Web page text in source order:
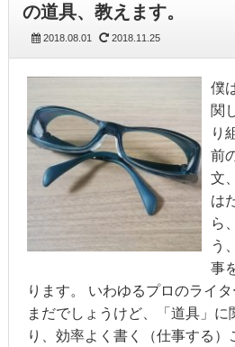
の道具、教えます。
2018.08.01 2018.11.25
僕
関
り
前
文
は
ら
う
事
ります。 いわゆるプロのライ
まだでしょうけど、「道具」
り、効率よく書く（仕事する）